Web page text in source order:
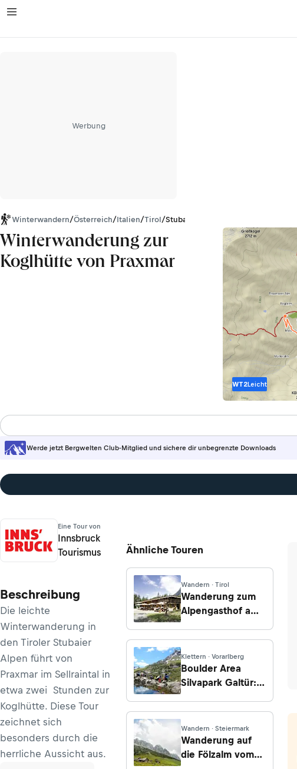
Werbung
Winterwandern/Österreich/Italien/Tirol/Stubaier Alpen
Winterwanderung zur
Koglhütte von Praxmar
WT2Leicht
Werde jetzt Bergwelten Club-Mitglied und sichere dir unbegrenzte Downloads
Eine Tour von
Innsbruck
Tourismus
Beschreibung
Die leichte
Winterwanderung in
den Tiroler Stubaier
Alpen führt von
Praxmar im Sellraintal in
etwa zwei Stunden zur
Koglhütte. Diese Tour
zeichnet sich
besonders durch die
herrliche Aussicht aus.
Ähnliche Touren
Wandern · Tirol
Wanderung zum
Alpengasthof am
Huben
Klettern · Vorarlberg
Boulder Area
Silvapark Galtür:
Wandern · Steiermark
Wanderung auf
die Fölzalm vom